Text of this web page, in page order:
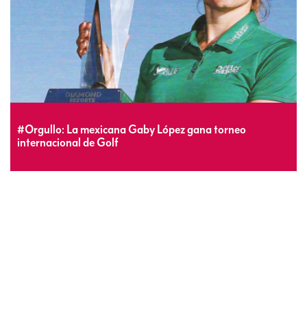
#Orgullo: La mexicana Gaby López gana torneo
internacional de Golf